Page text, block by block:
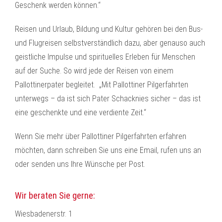
Geschenk werden können.“
Reisen und Urlaub, Bildung und Kultur gehören bei den Bus-
und Flugreisen selbstverständlich dazu, aber genauso auch
geistliche Impulse und spirituelles Erleben für Menschen
auf der Suche. So wird jede der Reisen von einem
Pallottinerpater begleitet. „Mit Pallottiner Pilgerfahrten
unterwegs – da ist sich Pater Schacknies sicher – das ist
eine geschenkte und eine verdiente Zeit.“
Wenn Sie mehr über Pallottiner Pilgerfahrten erfahren
möchten, dann schreiben Sie uns eine Email, rufen uns an
oder senden uns Ihre Wünsche per Post.
Wir beraten Sie gerne:
Wiesbadenerstr. 1